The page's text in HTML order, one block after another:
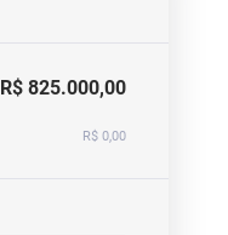
R$ 825.000,00
R$ 0,00